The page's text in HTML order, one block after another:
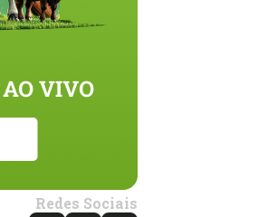
Redes Sociais